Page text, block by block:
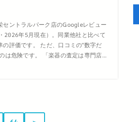
セントラルパーク店のGoogleレビュー
2026年5月現在）。同業他社と比べて
の評価です。 ただ、口コミの“数字だ
は危険です。 「楽器の査定は専門店...